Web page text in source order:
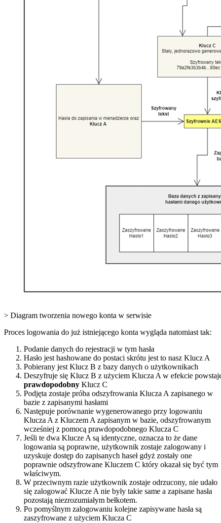
> Diagram tworzenia nowego konta w serwisie
Proces logowania do już istniejącego konta wygląda natomiast tak:
Podanie danych do rejestracji w tym hasła
Hasło jest hashowane do postaci skrótu jest to nasz Klucz A
Pobierany jest Klucz B z bazy danych o użytkownikach
Deszyfruje się Klucz B z użyciem Klucza A w efekcie
prawdopodobny Klucz C
Podjęta zostaje próba odszyfrowania Klucza A zapisanego w
bazie z zapisanymi hasłami
Następuje porównanie wygenerowanego przy logowaniu
Klucza A z Kluczem A zapisanym w bazie, odszyfrowanym
wcześniej z pomocą prawdopodobnego Klucza C
Jeśli te dwa Klucze A są identyczne, oznacza to że dane
logowania są poprawne, użytkownik zostaje zalogowany i
uzyskuje dostęp do zapisanych haseł gdyż zostały one
poprawnie odszyfrowane Kluczem C który okazał się być tym
właściwym.
W przeciwnym razie użytkownik zostaje odrzucony, nie udało
się zalogować Klucze A nie były takie same a zapisane hasła
pozostają niezrozumiałym bełkotem.
Po pomyślnym zalogowaniu kolejne zapisywane hasła są
zaszyfrowane z użyciem Klucza C